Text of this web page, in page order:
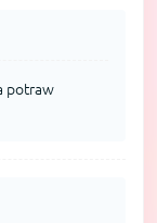
potraw